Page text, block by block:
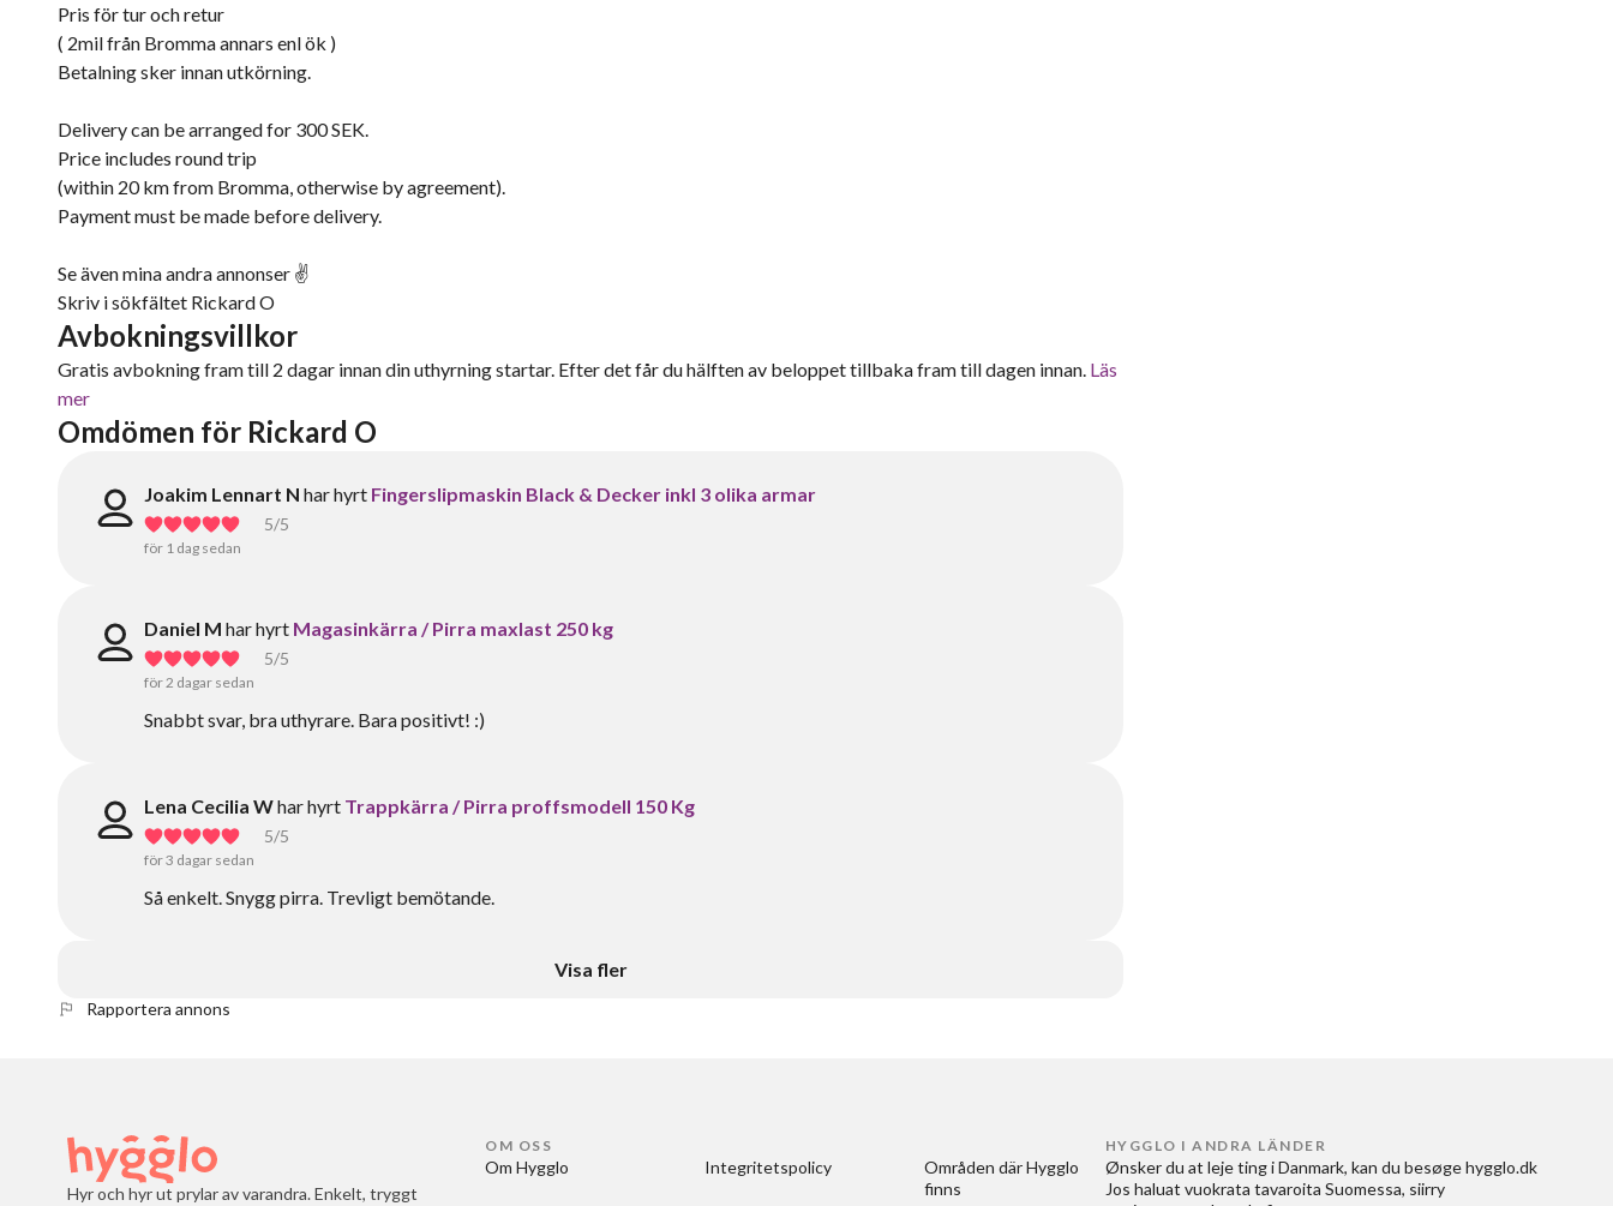
Pris för tur och retur
( 2mil från Bromma annars enl ök )
Betalning sker innan utkörning.
Delivery can be arranged for 300 SEK.
Price includes round trip
(within 20 km from Bromma, otherwise by agreement).
Payment must be made before delivery.
Se även mina andra annonser ✌️
Skriv i sökfältet Rickard O
Avbokningsvillkor
Gratis avbokning fram till 2 dagar innan din uthyrning startar. Efter det får du hälften av beloppet tillbaka fram till dagen innan. Läs
mer
Omdömen för Rickard O
Joakim Lennart N har hyrt Fingerslipmaskin Black & Decker inkl 3 olika armar
5/5
för 1 dag sedan
Daniel M har hyrt Magasinkärra / Pirra maxlast 250 kg
5/5
för 2 dagar sedan
Snabbt svar, bra uthyrare. Bara positivt! :)
Lena Cecilia Whar hyrt Trappkärra / Pirra proffsmodell 150 Kg
5/5
för 3 dagar sedan
Så enkelt. Snygg pirra. Trevligt bemötande.
Visa fler
Rapportera annons
Hyr och hyr ut prylar av varandra. Enkelt, tryggt
OM OSS
Om Hygglo Integritetspolicy
Områden där Hygglo
finns
HYGGLO I ANDRA LÄNDER
Ønsker du at leje ting i Danmark, kan du besøge hygglo.dk
Jos haluat vuokrata tavaroita Suomessa, siirry